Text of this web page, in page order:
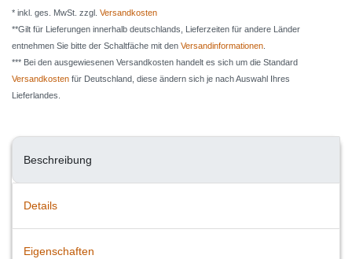
* inkl. ges. MwSt. zzgl. Versandkosten
**Gilt für Lieferungen innerhalb deutschlands, Lieferzeiten für andere Länder
entnehmen Sie bitte der Schaltfäche mit den Versandinformationen
*** Bei den ausgewiesenen Versandkosten handelt es sich um die Standard
Versandkosten für Deutschland, diese ändern sich je nach Auswahl Ihres
Lieferlandes.
Beschreibung
Details
Eigenschaften